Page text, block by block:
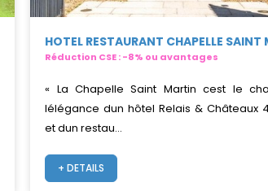
Réduction CSE : -8% ou avantages
« La Chapelle Saint Martin cest le
lélégance dun hôtel Relais & Châteaux
et dun restau...
+ DETAILS